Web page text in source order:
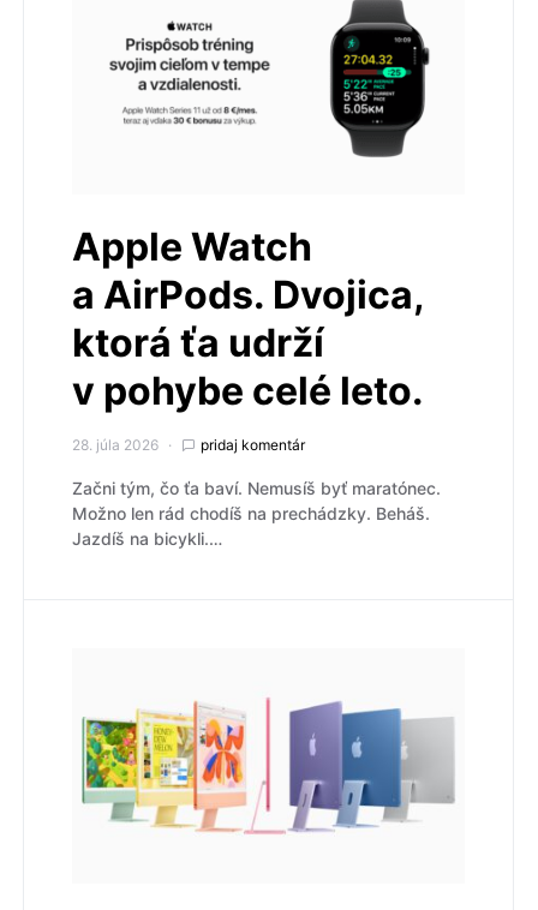
Apple Watch
a AirPods. Dvojica,
ktorá ťa udrží
v pohybe celé leto.
28. júla 2026 pridaj komentár
Začni tým, čo ťa baví. Nemusíš byť maratónec.
Možno len rád chodíš na prechádzky. Beháš.
Jazdíš na bicykli.…